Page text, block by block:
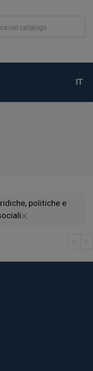
nel catalogo
IT
politiche e
< >